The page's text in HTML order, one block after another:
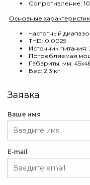
Сопротивление:
Основные
Частотный
THD: 0,0025
Источник питания:
Потребляемая
Габариты, мм:
Вес: 2,3 кг
Заявка
Ваше имя
E-mail